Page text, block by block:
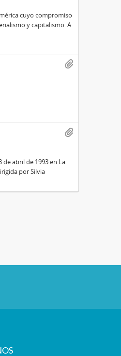
cuyo compromiso
y capitalismo. A
abril de 1993 en La
por Silvia